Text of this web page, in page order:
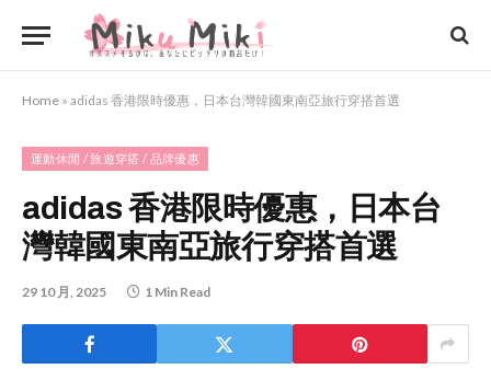
Home » adidas 香港限時優惠，日本台灣韓國東南亞旅行穿搭首選
運動休閒 / 旅遊穿搭 / 品牌優惠
adidas 香港限時優惠，日本台
灣韓國東南亞旅行穿搭首選
29 10 月, 2025 1 Min Read